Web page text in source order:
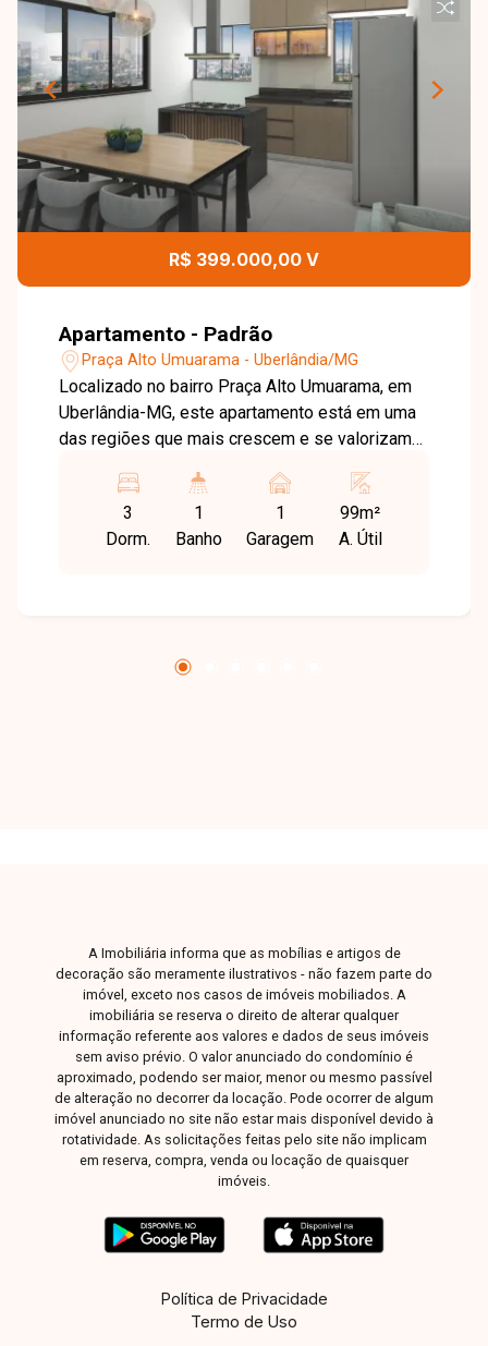
R$ 399.000,00 V
Apartamento - Padrão
Praça Alto Umuarama - Uberlândia/MG
Localizado no bairro Praça Alto Umuarama, em
Uberlândia-MG, este apartamento está em uma
das regiões que mais crescem e se valorizam
fácil acesso às principais avenidas e
proximidade com supermercados, escolas,
farmácias, academias, restaurantes e diversos
para 02 ambientes, 03 quartos, sendo 01 suíte,
detalhes deste imóvel.
3
Dorm.
1
Banho
1
Garagem
99m²
A. Útil
A Imobiliária informa que as mobílias e artigos de
decoração são meramente ilustrativos - não fazem parte do
imóvel, exceto nos casos de imóveis mobiliados. A
imobiliária se reserva o direito de alterar qualquer
informação referente aos valores e dados de seus imóveis
sem aviso prévio. O valor anunciado do condomínio é
aproximado, podendo ser maior, menor ou mesmo passível
de alteração no decorrer da locação. Pode ocorrer de algum
imóvel anunciado no site não estar mais disponível devido à
rotatividade. As solicitações feitas pelo site não implicam
em reserva, compra, venda ou locação de quaisquer
imóveis.
Política de Privacidade
Termo de Uso